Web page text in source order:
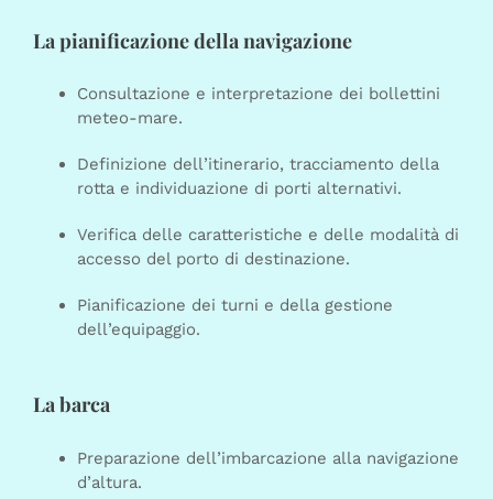
La pianificazione della navigazione
Consultazione e interpretazione dei bollettini
meteo-mare.
Definizione dell’itinerario, tracciamento della
rotta e individuazione di porti alternativi.
Verifica delle caratteristiche e delle modalità di
accesso del porto di destinazione.
Pianificazione dei turni e della gestione
dell’equipaggio.
La barca
Preparazione dell’imbarcazione alla navigazione
d’altura.